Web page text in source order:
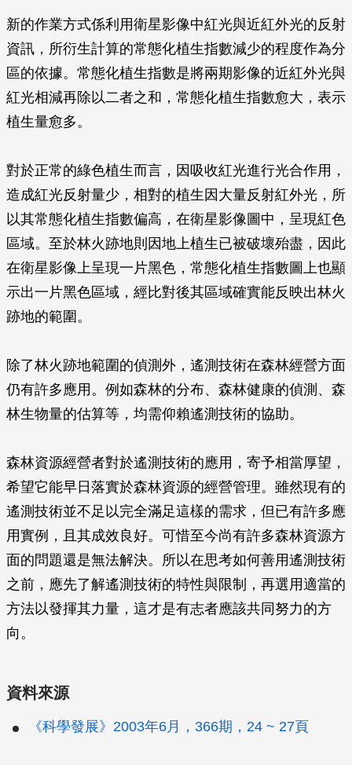
新的作業方式係利用衛星影像中紅光與近紅外光的反射
資訊，所衍生計算的常態化植生指數減少的程度作為分
區的依據。常態化植生指數是將兩期影像的近紅外光與
紅光相減再除以二者之和，常態化植生指數愈大，表示
植生量愈多。
對於正常的綠色植生而言，因吸收紅光進行光合作用，
造成紅光反射量少，相對的植生因大量反射紅外光，所
以其常態化植生指數偏高，在衛星影像圖中，呈現紅色
區域。至於林火跡地則因地上植生已被破壞殆盡，因此
在衛星影像上呈現一片黑色，常態化植生指數圖上也顯
示出一片黑色區域，經比對後其區域確實能反映出林火
跡地的範圍。
除了林火跡地範圍的偵測外，遙測技術在森林經營方面
仍有許多應用。例如森林的分布、森林健康的偵測、森
林生物量的估算等，均需仰賴遙測技術的協助。
森林資源經營者對於遙測技術的應用，寄予相當厚望，
希望它能早日落實於森林資源的經營管理。雖然現有的
遙測技術並不足以完全滿足這樣的需求，但已有許多應
用實例，且其成效良好。可惜至今尚有許多森林資源方
面的問題還是無法解決。所以在思考如何善用遙測技術
之前，應先了解遙測技術的特性與限制，再選用適當的
方法以發揮其力量，這才是有志者應該共同努力的方
向。
資料來源
《科學發展》2003年6月，366期，24 ~ 27頁